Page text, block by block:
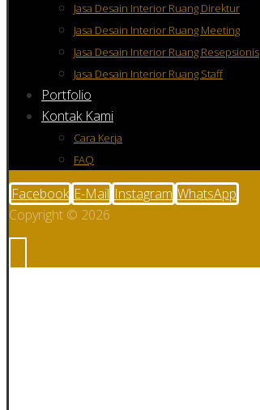
Jasa Desain Interior Ruang Direktur
Jasa Desain Interior Ruang Meeting
Jasa Desain Interior Ruang Resepsionis
Jasa Desain Interior Ruang Staff
Portfolio
Kontak Kami
Cara Kerja
FAQ
Facebook E-Mail Instagram WhatsApp
Copyright © 2026